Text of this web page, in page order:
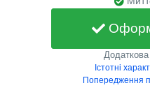
Істотні
Попередження